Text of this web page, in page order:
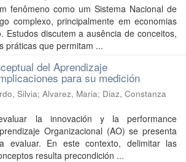
fenômeno como um Sistema Nacional de
complexo, principalmente em economias
Estudos discutem a ausência de conceitos,
práticas que permitam ...
del Aprendizaje
para su medición
Silvia; Alvarez, Maria; Diaz, Constanza
la innovación y la performance
Organizacional (AO) se presenta
evaluar. En este contexto, delimitar las
resulta precondición ...